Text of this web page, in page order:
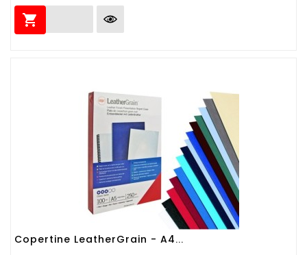

Copertine LeatherGrain - A4...